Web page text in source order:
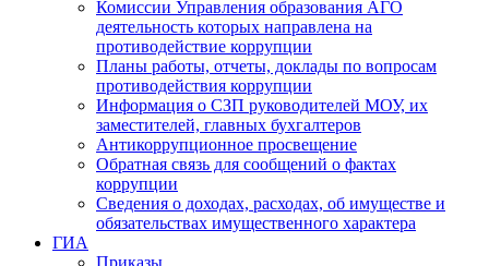
Комиссии Управления образования АГО
деятельность которых направлена на
противодействие коррупции
Планы работы, отчеты, доклады по вопросам
противодействия коррупции
Информация о СЗП руководителей МОУ, их
заместителей, главных бухгалтеров
Антикоррупционное просвещение
Обратная связь для сообщений о фактах
коррупции
Сведения о доходах, расходах, об имуществе и
обязательствах имущественного характера
ГИА